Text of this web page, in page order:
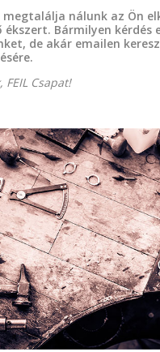
megtalálja nálunk az Ön
ékszert. Bármilyen kérdés
de akár emailen
FEIL Csapat!